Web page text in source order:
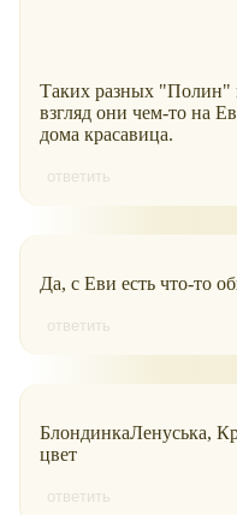
Таких разных "Полин"
взгляд они чем-то на
дома красавица.
ответить
Да, с Еви есть что-то
ответить
БлондинкаЛенуська,
цвет
ответить